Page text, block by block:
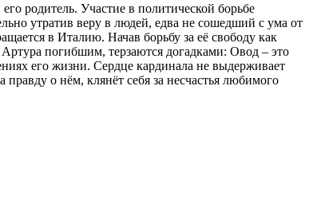
родитель. Участие в политической борьбе
утратив веру в людей, едва не сошедший с ума от
в Италию. Начав борьбу за её свободу как
погибшим, терзаются догадками: Овод – это
его жизни. Сердце кардинала не выдерживает
о нём, клянёт себя за несчастья любимого